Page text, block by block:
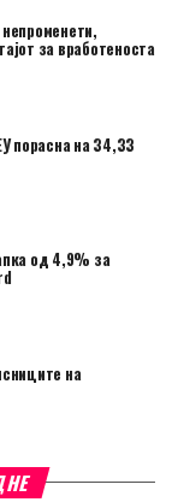
за вработеноста
порасна на 34,33
од 4,9% за
на